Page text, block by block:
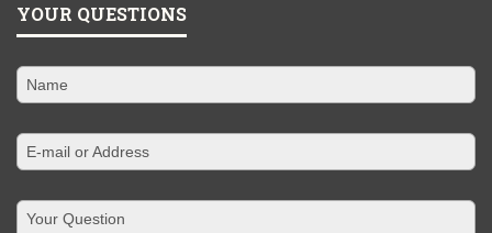
YOUR QUESTIONS